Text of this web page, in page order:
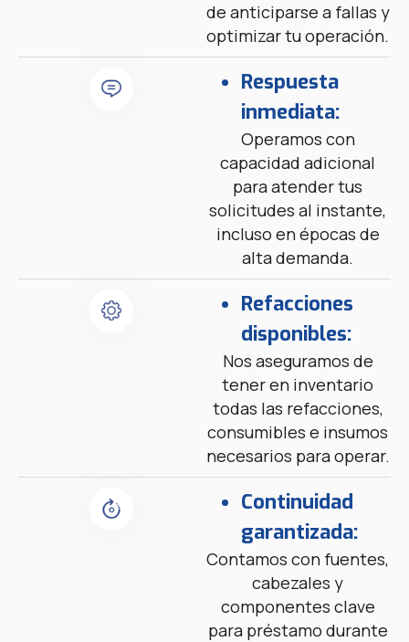
de anticiparse a fallas y
optimizar tu operación.
Respuesta
inmediata:
Operamos con
capacidad adicional
para atender tus
solicitudes al instante,
incluso en épocas de
alta demanda.
Refacciones
disponibles:
Nos aseguramos de
tener en inventario
todas las refacciones,
consumibles e insumos
necesarios para operar.
Continuidad
garantizada:
Contamos con fuentes,
cabezales y
componentes clave
para préstamo durante